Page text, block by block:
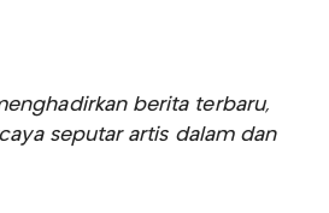
berita terbaru,
seputar artis dalam dan